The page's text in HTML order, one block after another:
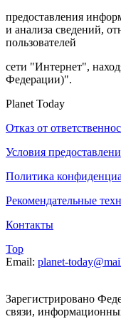
предоставления
и анализа сведений,
пользователей
сети "Интернет",
Федерации)".
Planet Today
Отказ от
Условия
Политика
Рекомендательные
Контакты
Top
Email: planet-
Зарегистрировано
связи,